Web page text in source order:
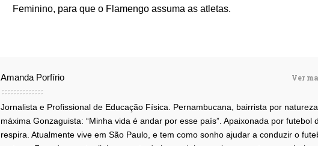
Feminino, para que o Flamengo assuma as atletas.
Amanda Porfírio Ver
Jornalista e Profissional de Educação Física. Pernambucana, bairrista por
máxima Gonzaguista: “Minha vida é andar por esse país”. Apaixonada por futebol
respira. Atualmente vive em São Paulo, e tem como sonho ajudar a conduzir o